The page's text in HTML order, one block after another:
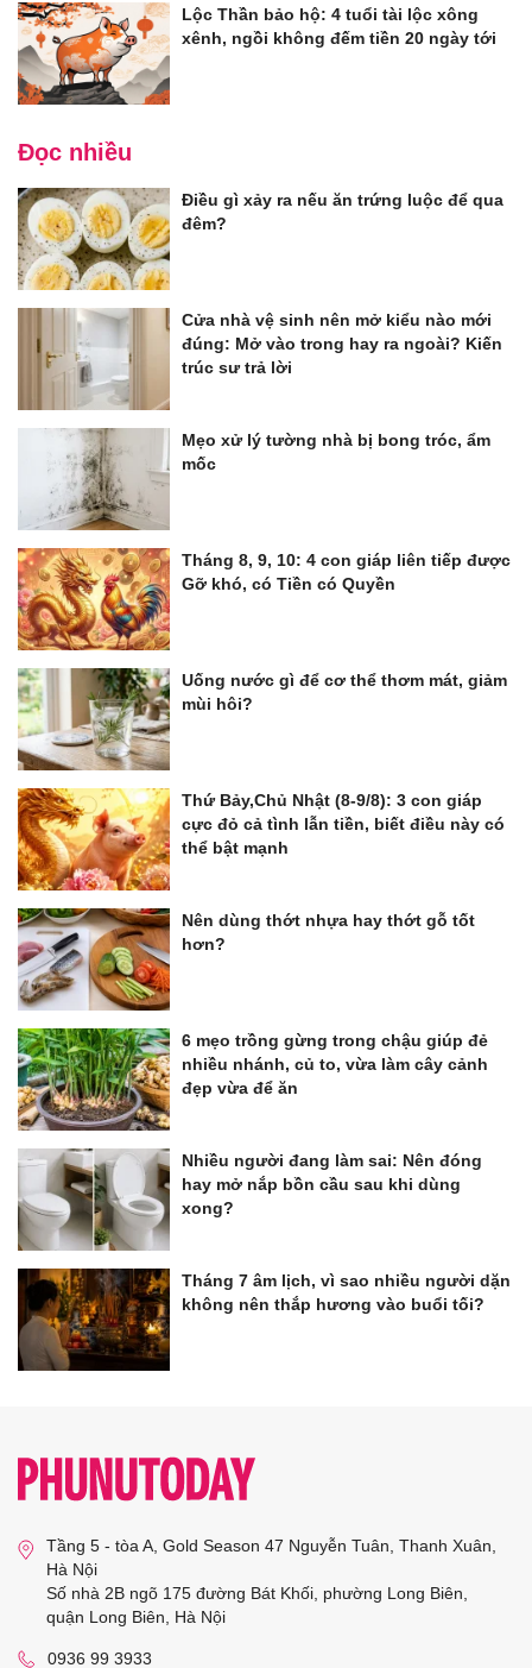
Lộc Thần bảo hộ: 4 tuổi tài lộc xông
xênh, ngồi không đếm tiền 20 ngày tới
Đọc nhiều
Điều gì xảy ra nếu ăn trứng luộc để qua
đêm?
Cửa nhà vệ sinh nên mở kiểu nào mới
đúng: Mở vào trong hay ra ngoài? Kiến
trúc sư trả lời
Mẹo xử lý tường nhà bị bong tróc, ẩm
mốc
Tháng 8, 9, 10: 4 con giáp liên tiếp được
Gỡ khó, có Tiền có Quyền
Uống nước gì để cơ thể thơm mát, giảm
mùi hôi?
Thứ Bảy,Chủ Nhật (8-9/8): 3 con giáp
cực đỏ cả tình lẫn tiền, biết điều này có
thể bật mạnh
Nên dùng thớt nhựa hay thớt gỗ tốt
hơn?
6 mẹo trồng gừng trong chậu giúp đẻ
nhiều nhánh, củ to, vừa làm cây cảnh
đẹp vừa để ăn
Nhiều người đang làm sai: Nên đóng
hay mở nắp bồn cầu sau khi dùng
xong?
Tháng 7 âm lịch, vì sao nhiều người dặn
không nên thắp hương vào buổi tối?
Tầng 5 - tòa A, Gold Season 47 Nguyễn Tuân, Thanh Xuân,
Hà Nội
Số nhà 2B ngõ 175 đường Bát Khối, phường Long Biên,
quận Long Biên, Hà Nội
0936 99 3933